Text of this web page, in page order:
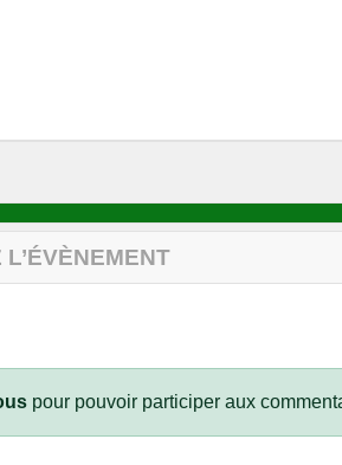
pour pouvoir participer aux